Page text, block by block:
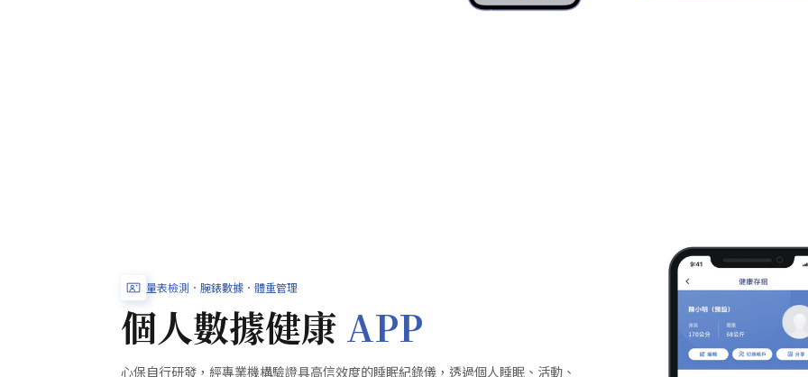
量表檢測．腕錶數據．體重管理
個人數據健康 APP
心保自行研發，經專業機構驗證具高信效度的睡眠紀錄儀，透過個人睡眠、活動、